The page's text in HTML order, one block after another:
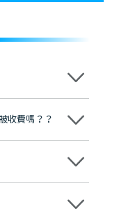
聚來自香港、內地的
植系統全球放心植牙中
港澳大灣區及周邊城
八大分院，香港亦設
約免費咨詢，讓人十
收費嗎？？
任何費用。
錢，顧客同意並簽字